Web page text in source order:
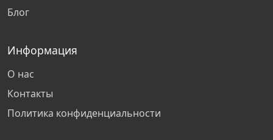
Санкт-Петербург
Ростов-на-Дону
Блог
Информация
О нас
Контакты
Политика конфиденциальности